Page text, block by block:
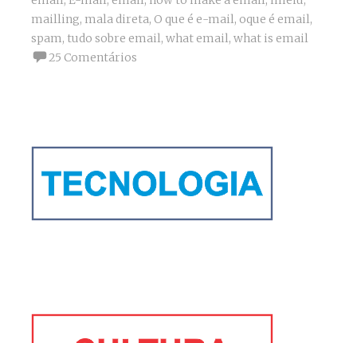
mailling, mala direta, O que é e-mail, oque é email,
spam, tudo sobre email, what email, what is email
25 Comentários